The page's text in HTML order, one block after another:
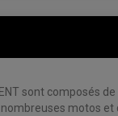
sont
motos